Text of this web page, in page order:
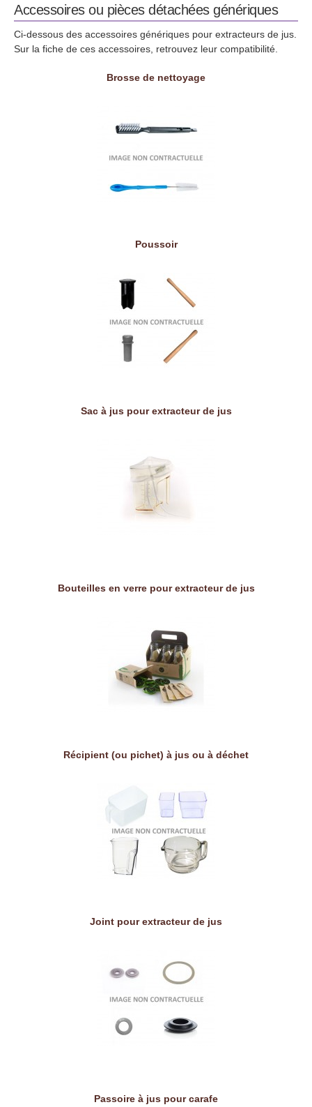
Accessoires ou pièces détachées génériques
Ci-dessous des accessoires génériques pour extracteurs de jus.
Sur la fiche de ces accessoires, retrouvez leur compatibilité.
Brosse de nettoyage
Poussoir
Sac à jus pour extracteur de jus
Bouteilles en verre pour extracteur de jus
Récipient (ou pichet) à jus ou à déchet
Joint pour extracteur de jus
Passoire à jus pour carafe